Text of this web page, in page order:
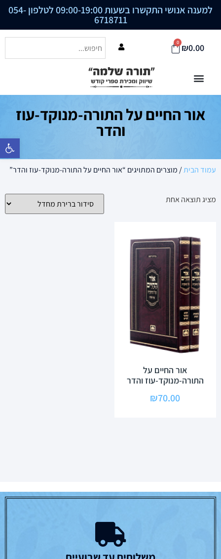
פתח סרגל
למענה אנושי התקשרו בשעות 09:00-19:00 לטלפון 054-
6718711
₪0.00
0
אור החיים על התורה-מנוקד-עוז
והדר
עמוד הבית/ מוצרים המתויגים “אור החיים על התורה-מנוקד-עוז והדר”
מציג תוצאה אחת
אור החיים על
התורה-מנוקד-עוז והדר
₪70.00